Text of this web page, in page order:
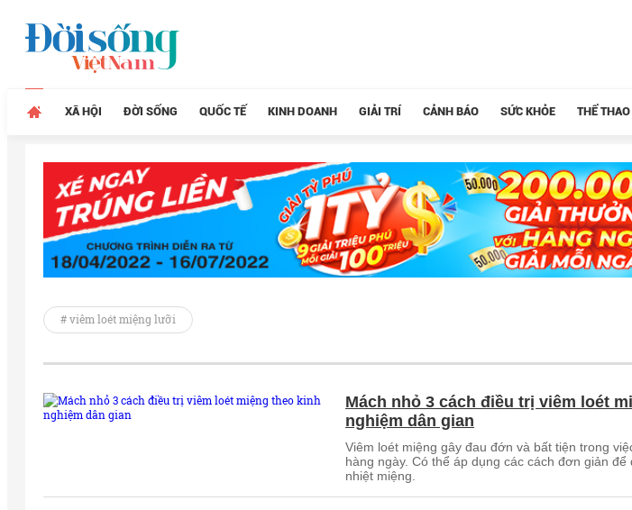
XÃ HỘI ĐỜI SỐNG QUỐC TẾ KINH DOANH GIẢI TRÍ CẢNH BÁO SỨC KHỎE THỂ THAO
# viêm loét miệng lưỡi
Mách nhỏ 3 cách điều trị viêm loét
nghiệm dân gian
Viêm loét miệng gây đau đớn và bất tiện trong
hàng ngày. Có thể áp dụng các cách đơn giản để
nhiệt miệng.